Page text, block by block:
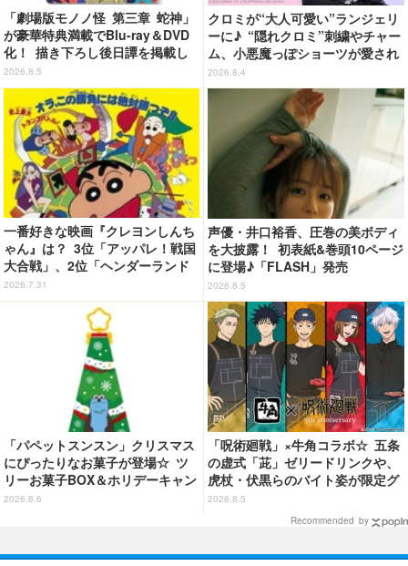
「劇場版モノノ怪 第三章 蛇神」
が豪華特典満載でBlu-ray＆DVD
化！ 描き下ろし後日譚を掲載し
たブックレットなど
2026.8.5
クロミが“大人可愛い”ランジェリ
ーに♪ “隠れクロミ”刺繍やチャー
ム、小悪魔っぽショーツが愛され
度満点◎
2026.8.4
一番好きな映画『クレヨンしんち
ゃん』は？ 3位「アッパレ！戦国
大合戦」、2位「ヘンダーランド
の大冒険」、1位は…？【『映画
クレヨンしんちゃん 奇々怪々！
オラの妖怪バケ～ション』公開記
2026.7.31
声優・井口裕香、圧巻の美ボディ
を大披露！ 初表紙&巻頭10ページ
に登場♪「FLASH」発売
2026.8.5
「パペットスンスン」クリスマス
にぴったりなお菓子が登場☆ ツ
リーお菓子BOX＆ホリデーキャン
ディ
2026.8.6
「呪術廻戦」×牛角コラボ☆ 五条
の虚式「茈」ゼリードリンクや、
虎杖・伏黒らのバイト姿が限定グ
ッズに【8月26日～】
2026.8.5
Recommended by